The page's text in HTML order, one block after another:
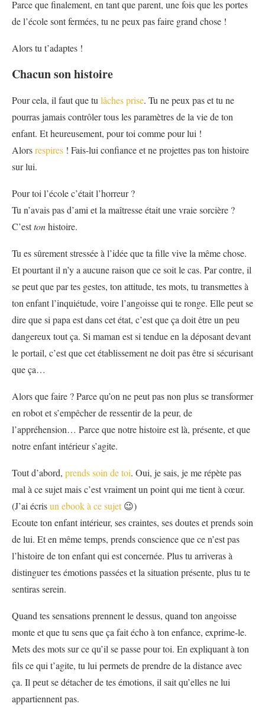
Parce que finalement, en tant que parent, une fois que les portes
de l’école sont fermées, tu ne peux pas faire grand chose !
Alors tu t’adaptes !
Chacun son histoire
Pour cela, il faut que tu lâches prise. Tu ne peux pas et tu ne
pourras jamais contrôler tous les paramètres de la vie de ton
enfant. Et heureusement, pour toi comme pour lui !
Alorsrespires ! Fais-lui confiance et ne projettes pas ton histoire
sur lui.
Pour toi l’école c’était l’horreur ?
Tu n’avais pas d’ami et la maîtresse était une vraie sorcière ?
C’esttonhistoire.
Tu es sûrement stressée à l’idée que ta fille vive la même chose.
Et pourtant il n’y a aucune raison que ce soit le cas. Par contre, il
se peut que par tes gestes, ton attitude, tes mots, tu transmettes à
ton enfant l’inquiétude, voire l’angoisse qui te ronge. Elle peut se
dire que si papa est dans cet état, c’est que ça doit être un peu
dangereux tout ça. Si maman est si tendue en la déposant devant
le portail, c’est que cet établissement ne doit pas être si sécurisant
que ça…
Alors que faire ? Parce qu’on ne peut pas non plus se transformer
en robot et s’empêcher de ressentir de la peur, de
l’appréhension… Parce que notre histoire est là, présente, et que
notre enfant intérieur s’agite.
Tout d’abord, prends soin de toi. Oui, je sais, je me répète pas
mal à ce sujet mais c’est vraiment un point qui me tient à cœur.
(J’ai écrisun ebook à ce sujet😉)
Ecoute ton enfant intérieur, ses craintes, ses doutes et prends soin
de lui. Et en même temps, prends conscience que ce n’est pas
l’histoire de ton enfant qui est concernée. Plus tu arriveras à
distinguer tes émotions passées et la situation présente, plus tu te
sentiras serein.
Quand tes sensations prennent le dessus, quand ton angoisse
monte et que tu sens que ça fait écho à ton enfance, exprime-le.
Mets des mots sur ce qu’il se passe pour toi. En expliquant à ton
fils ce qui t’agite, tu lui permets de prendre de la distance avec
ça. Il peut se détacher de tes émotions, il sait qu’elles ne lui
appartiennent pas.